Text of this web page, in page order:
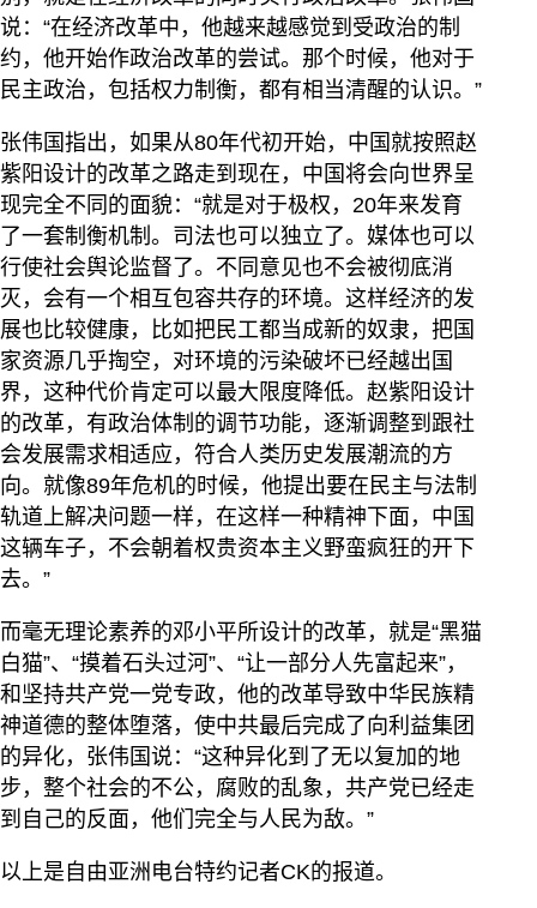
说：“在经济改革中，他越来越感觉到受政治的制
约，他开始作政治改革的尝试。那个时候，他对于
民主政治，包括权力制衡，都有相当清醒的认识。”
张伟国指出，如果从80年代初开始，中国就按照赵
紫阳设计的改革之路走到现在，中国将会向世界呈
现完全不同的面貌：“就是对于极权，20年来发育
了一套制衡机制。司法也可以独立了。媒体也可以
行使社会舆论监督了。不同意见也不会被彻底消
灭，会有一个相互包容共存的环境。这样经济的发
展也比较健康，比如把民工都当成新的奴隶，把国
家资源几乎掏空，对环境的污染破坏已经越出国
界，这种代价肯定可以最大限度降低。赵紫阳设计
的改革，有政治体制的调节功能，逐渐调整到跟社
会发展需求相适应，符合人类历史发展潮流的方
向。就像89年危机的时候，他提出要在民主与法制
轨道上解决问题一样，在这样一种精神下面，中国
这辆车子，不会朝着权贵资本主义野蛮疯狂的开下
去。”
而毫无理论素养的邓小平所设计的改革，就是“黑猫
白猫”、“摸着石头过河”、“让一部分人先富起来”，
和坚持共产党一党专政，他的改革导致中华民族精
神道德的整体堕落，使中共最后完成了向利益集团
的异化，张伟国说：“这种异化到了无以复加的地
步，整个社会的不公，腐败的乱象，共产党已经走
到自己的反面，他们完全与人民为敌。”
以上是自由亚洲电台特约记者CK的报道。